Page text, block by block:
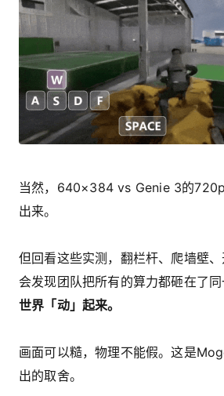
当然，640×384 vs Genie 3的
出来。
但回看这些实测，翻栏杆、爬墙壁
会发现团队把所有的算力都砸在了
世界「动」起来。
画面可以糙，物理不能假。这是
出的取舍。